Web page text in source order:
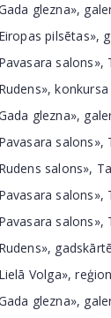
glezna»,
pilsētas»,
glezna»,
salons»,
Volga»,
glezna»,